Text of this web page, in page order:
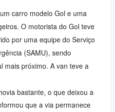
carro modelo Gol e uma
O motorista do Gol teve
por uma equipe do Serviço
(SAMU), sendo
mais próximo. A van teve a
bastante, o que deixou a
que a via permanece